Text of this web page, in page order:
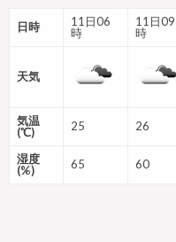
日時
11日06
時
11日09
時
天気
気温
(℃)
25 26
湿度
(%)
65 60